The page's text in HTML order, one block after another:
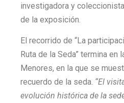
investigadora y
de la exposición.
El recorrido de “La
Ruta de la Seda” termina en
Menores, en la que se
recuerdo de la seda. “El
evolución histórica de la